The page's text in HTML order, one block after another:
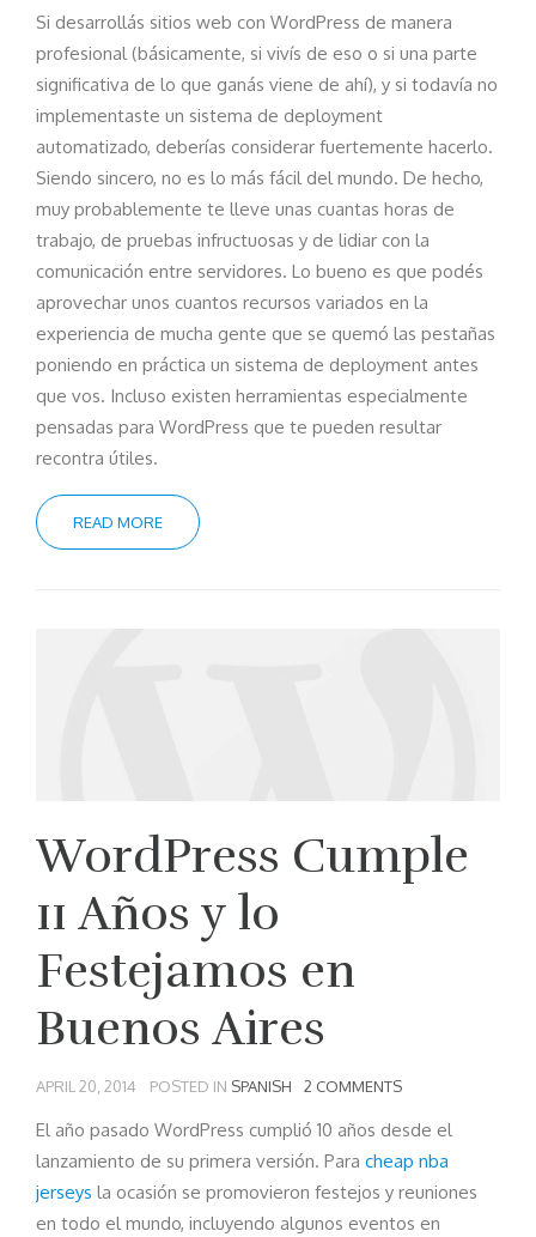
Si desarrollás sitios web con WordPress de manera
profesional (básicamente, si vivís de eso o si una parte
significativa de lo que ganás viene de ahí), y si todavía no
implementaste un sistema de deployment
automatizado, deberías considerar fuertemente hacerlo.
Siendo sincero, no es lo más fácil del mundo. De hecho,
muy probablemente te lleve unas cuantas horas de
trabajo, de pruebas infructuosas y de lidiar con la
comunicación entre servidores. Lo bueno es que podés
aprovechar unos cuantos recursos variados en la
experiencia de mucha gente que se quemó las pestañas
poniendo en práctica un sistema de deployment antes
que vos. Incluso existen herramientas especialmente
pensadas para WordPress que te pueden resultar
recontra útiles.
READ MORE
WordPress Cumple
11 Años y lo
Festejamos en
Buenos Aires
APRIL 20, 2014 POSTED IN SPANISH 2 COMMENTS
El año pasado WordPress cumplió 10 años desde el
lanzamiento de su primera versión. Para cheap nba
jerseys la ocasión se promovieron festejos y reuniones
en todo el mundo, incluyendo algunos eventos en